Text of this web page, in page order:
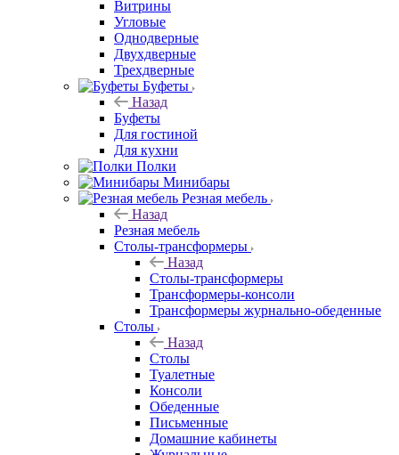
Витрины
Угловые
Однодверные
Двухдверные
Трехдверные
Буфеты
Назад
Буфеты
Для гостиной
Для кухни
Полки
Минибары
Резная мебель
Назад
Резная мебель
Столы-трансформеры
Назад
Столы-трансформеры
Трансформеры-консоли
Трансформеры журнально-обеденные
Столы
Назад
Столы
Туалетные
Консоли
Обеденные
Письменные
Домашние кабинеты